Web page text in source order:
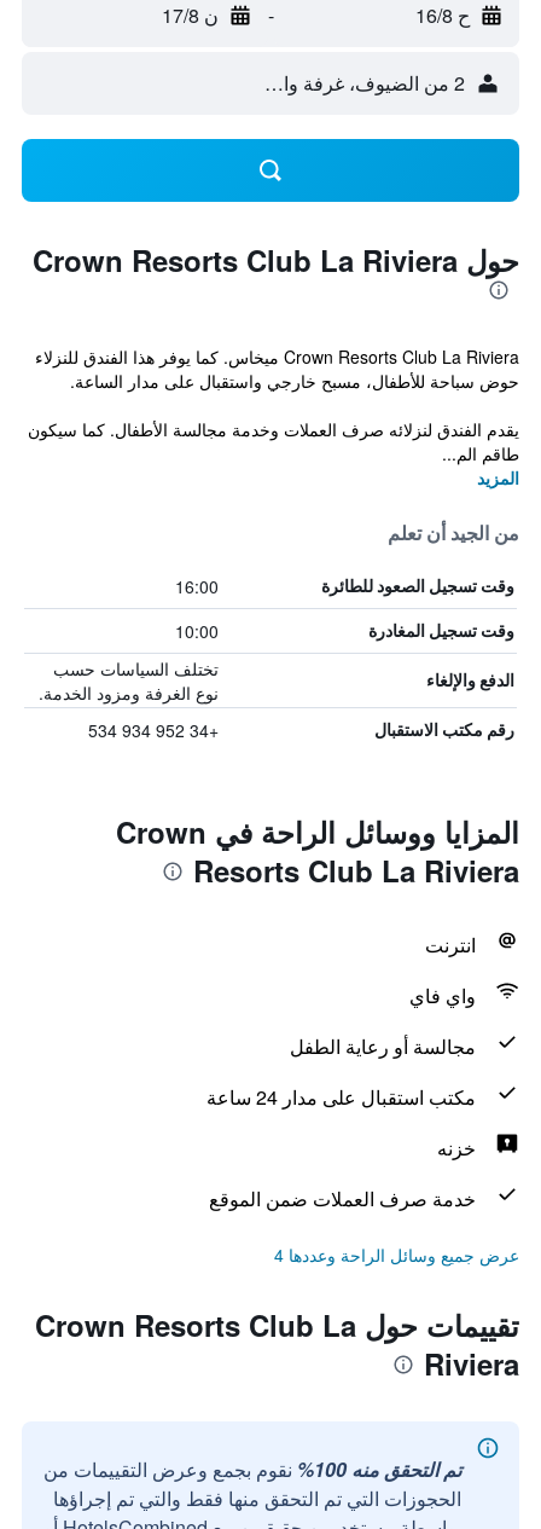
ح 16/8 - ن 17/8
2 من الضيوف، غرفة واحدة
حول Crown Resorts Club La Riviera
Crown Resorts Club La Riviera ميخاس. كما يوفر هذا الفندق للنزلاء
حوض سباحة للأطفال، مسبح خارجي واستقبال على مدار الساعة.
يقدم الفندق لنزلائه صرف العملات وخدمة مجالسة الأطفال. كما سيكون
طاقم الم...
المزيد
من الجيد أن تعلم
وقت تسجيل الصعود للطائرة 16:00
وقت تسجيل المغادرة 10:00
الدفع والإلغاء
تختلف السياسات حسب
نوع الغرفة ومزود الخدمة.
رقم مكتب الاستقبال +34 952 934 534
المزايا ووسائل الراحة في Crown
Resorts Club La Riviera
انترنت
واي فاي
مجالسة أو رعاية الطفل
مكتب استقبال على مدار 24 ساعة
خزنه
خدمة صرف العملات ضمن الموقع
عرض جميع وسائل الراحة وعددها 4
تقييمات حول Crown Resorts Club La
Riviera
تم التحقق منه 100%
نقوم بجمع وعرض التقييمات من
الحجوزات التي تم التحقق منها فقط والتي تم إجراؤها